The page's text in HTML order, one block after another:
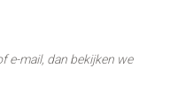
e-mail, dan bekijken we